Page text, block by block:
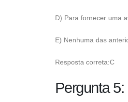
D) Para fornecer uma
E) Nenhuma das
Resposta correta:C
Pergunta